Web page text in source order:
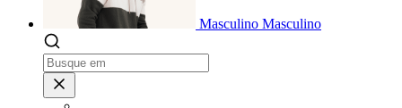
Masculino Masculino